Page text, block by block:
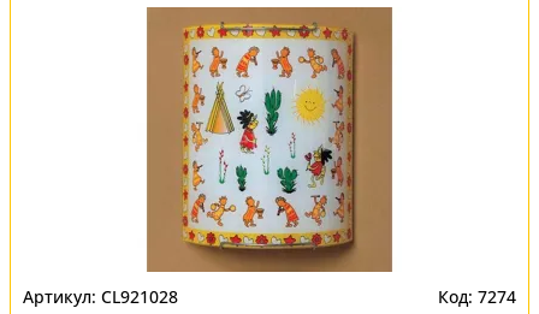
CL921028 7274